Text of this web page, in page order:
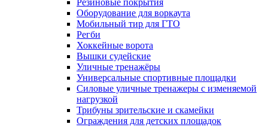
Резиновые покрытия
Оборудование для воркаута
Мобильный тир для ГТО
Регби
Хоккейные ворота
Вышки судейские
Уличные тренажёры
Универсальные спортивные площадки
Силовые уличные тренажеры с изменяемой
нагрузкой
Трибуны зрительские и скамейки
Ограждения для детских площадок